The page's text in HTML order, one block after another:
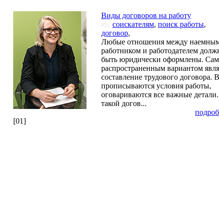
Виды договоров на работу
соискателям, поиск работы,
договор,
Любые отношения между
работником и работодателем
быть юридически оформлены.
распространенным вариантом
составление трудового договора.
прописываются условия работы,
оговариваются все важные
такой догов...
[01]